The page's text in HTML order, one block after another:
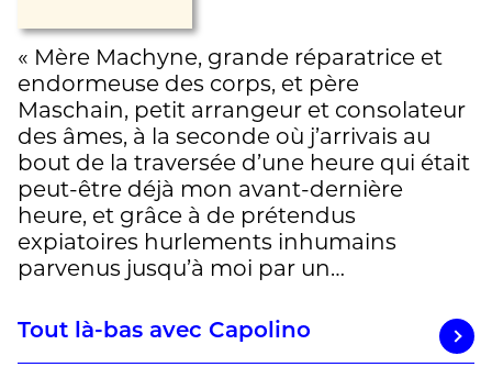
« Mère Machyne, grande réparatrice et
endormeuse des corps, et père
Maschain, petit arrangeur et consolateur
des âmes, à la seconde où j’arrivais au
bout de la traversée d’une heure qui était
peut-être déjà mon avant-dernière
heure, et grâce à de prétendus
expiatoires hurlements inhumains
parvenus jusqu’à moi par un…
Tout là-bas avec Capolino